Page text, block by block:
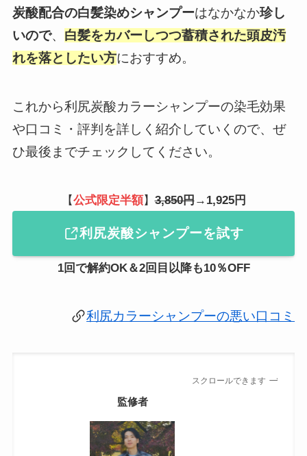
炭酸配合の白髪染めシャンプーはなかなか珍し
いので、 白髪をカバーしつつ蓄積された頭皮汚
れを落としたい方におすすめ。
これから利尻炭酸カラーシャンプーの染毛効果
や口コミ・評判を詳しく紹介していくので、ぜ
ひ最後までチェックしてください。
【公式限定半額 】3,850円→ 1,925円
利尻炭酸シャンプーを試す
1回で解約OK＆2回目以降も10％OFF
利尻カラーシャンプーの悪い口コミ
スクロールできます
監修者